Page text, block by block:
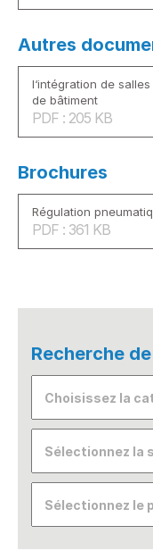
Autres
l‘intégration de
de bâtiment
PDF : 205 KB
Brochures
Régulation
PDF : 361 KB
Recherche